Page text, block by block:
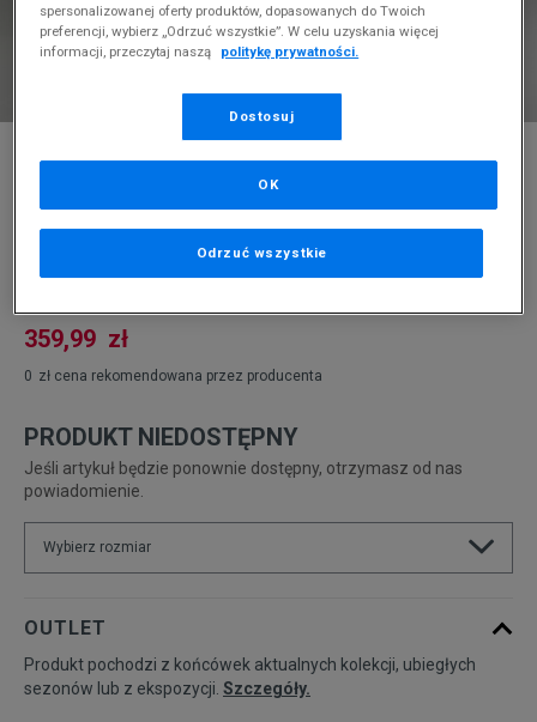
NIKE BLUZA ROZPINANA Z KAPTUREM M NK
TCH FLC
Produkt pochodzi z końcówek aktualnych kolekcji, ubiegłych
sezonów lub z ekspozycji.Szczegóły.
0 zł cena rekomendowana przez producenta
359,99 zł
PRODUKT NIEDOSTĘPNY
Jeśli artykuł będzie ponownie dostępny, otrzymasz od nas
powiadomienie.
Wybierz rozmiar
S
Powiadom o
OUTLET
Produkt pochodzi z końcówek aktualnych kolekcji, ubiegłych
sezonów lub z ekspozycji. Szczegóły.
spersonalizowanej oferty produktów, dopasowanych do Twoich
preferencji, wybierz „Odrzuć wszystkie”. W celu uzyskania więcej
informacji, przeczytaj naszą
politykę prywatności.
Dostosuj
Odrzuć wszystkie
OK